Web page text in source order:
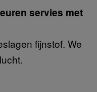
servies met
fijnstof. We